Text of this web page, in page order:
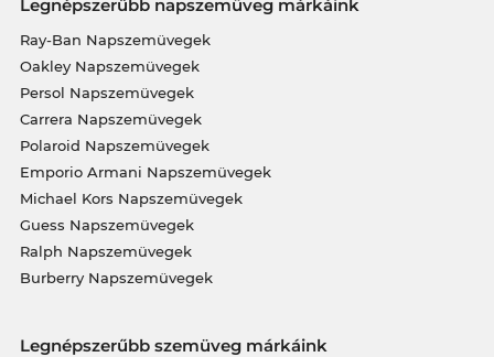
Legnépszerűbb napszemüveg márkáink
Ray-Ban Napszemüvegek
Oakley Napszemüvegek
Persol Napszemüvegek
Carrera Napszemüvegek
Polaroid Napszemüvegek
Emporio Armani Napszemüvegek
Michael Kors Napszemüvegek
Guess Napszemüvegek
Ralph Napszemüvegek
Burberry Napszemüvegek
Legnépszerűbb szemüveg márkáink